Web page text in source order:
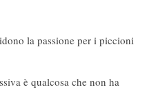
la passione per i piccioni
è qualcosa che non ha